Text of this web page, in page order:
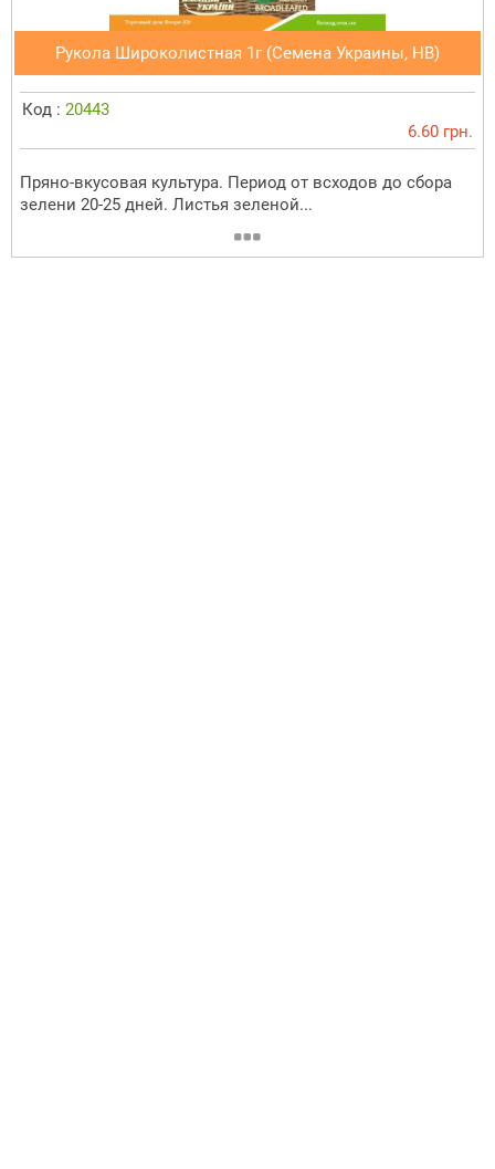
Рукола Широколистная 1г (Семена Украины, НВ)
Код : 20443
6.60 грн.
Пряно-вкусовая культура. Период от всходов до сбора
зелени 20-25 дней. Листья зеленой...